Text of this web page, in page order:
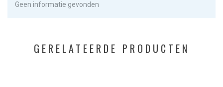
Geen informatie gevonden
GERELATEERDE PRODUCTEN